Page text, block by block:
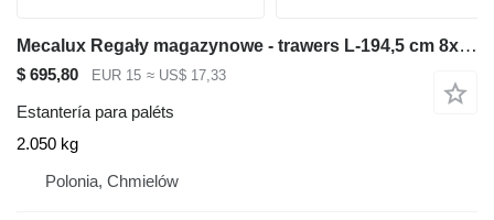
Mecalux Regały magazynowe - trawers L-194,5 cm 8x5 cm używany
$ 695,80 EUR 15 ≈ US$ 17,33
Estantería para paléts
2.050 kg
Polonia, Chmielów